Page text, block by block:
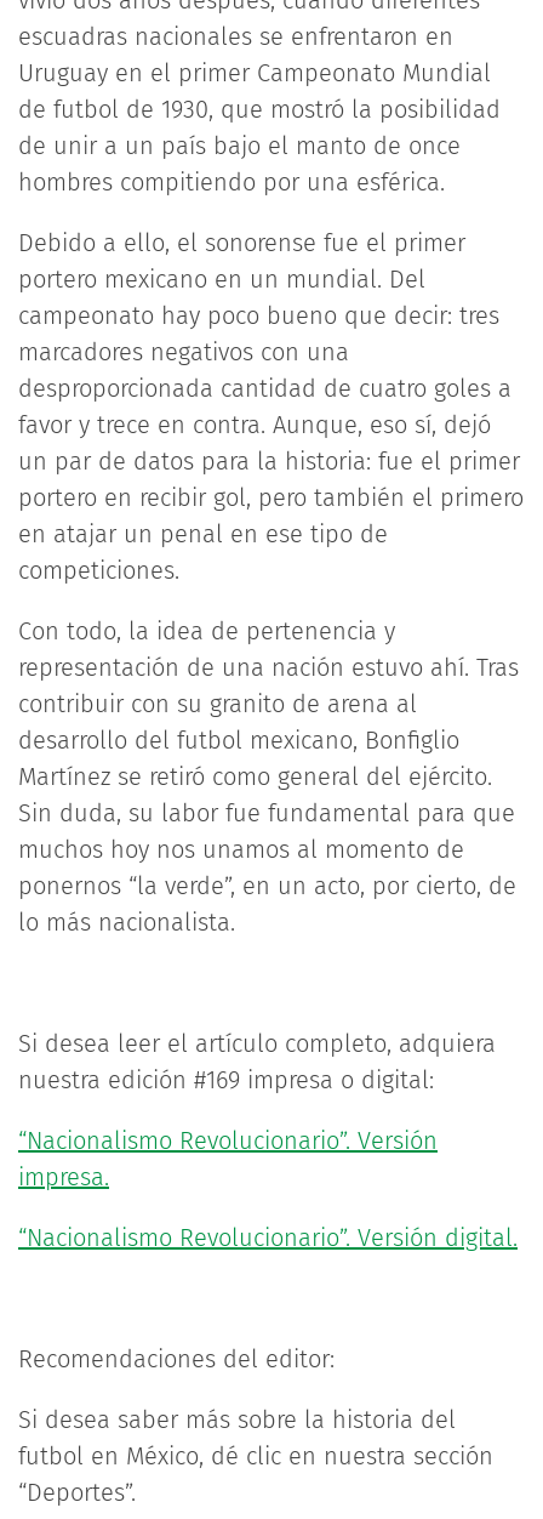
escuadras nacionales se enfrentaron en
Uruguay en el primer Campeonato Mundial
de futbol de 1930, que mostró la posibilidad
de unir a un país bajo el manto de once
hombres compitiendo por una esférica.
Debido a ello, el sonorense fue el primer
portero mexicano en un mundial. Del
campeonato hay poco bueno que decir: tres
marcadores negativos con una
desproporcionada cantidad de cuatro goles a
favor y trece en contra. Aunque, eso sí, dejó
un par de datos para la historia: fue el primer
portero en recibir gol, pero también el primero
en atajar un penal en ese tipo de
competiciones.
Con todo, la idea de pertenencia y
representación de una nación estuvo ahí. Tras
contribuir con su granito de arena al
desarrollo del futbol mexicano, Bonfiglio
Martínez se retiró como general del ejército.
Sin duda, su labor fue fundamental para que
muchos hoy nos unamos al momento de
ponernos “la verde”, en un acto, por cierto, de
lo más nacionalista.
Si desea leer el artículo completo, adquiera
nuestra edición #169 impresa o digital:
“Nacionalismo Revolucionario”. Versión
impresa.
“Nacionalismo Revolucionario”. Versión digital.
Recomendaciones del editor:
Si desea saber más sobre la historia del
futbol en México, dé clic en nuestra sección
“Deportes”.